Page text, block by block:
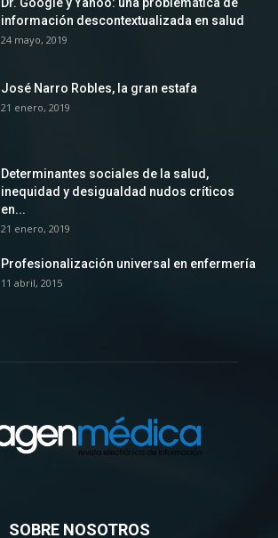
Dr. Google y Yahoo: una problemática de
información descontextualizada en salud
24 mayo, 2019
José Narro Robles, la gran estafa
21 enero, 2019
Determinantes sociales de la salud,
inequidad y desigualdad nudos críticos
en...
21 enero, 2019
Profesionalización universal en enfermería
11 abril, 2015
SOBRE NOSOTROS